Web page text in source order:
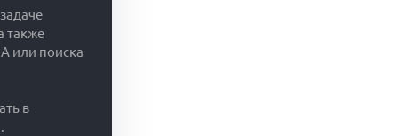
также
или поиска
в